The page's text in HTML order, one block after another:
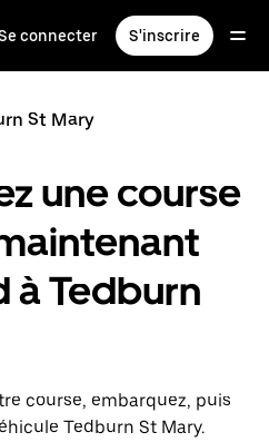
connecter S'inscrire
St Mary
une course
à Tedburn
course, embarquez, puis
Tedburn St Mary.